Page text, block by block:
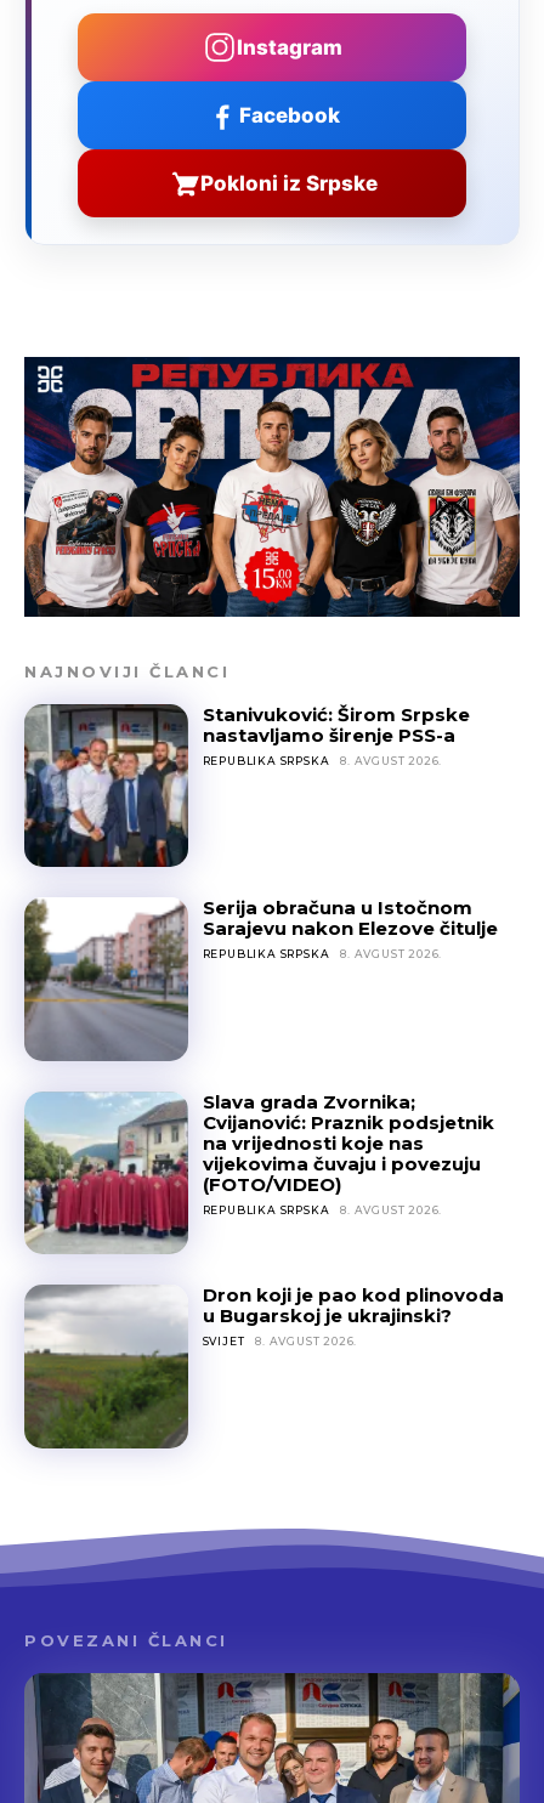
Instagram
Facebook
Pokloni iz Srpske
NAJNOVIJI ČLANCI
Stanivuković: Širom Srpske
nastavljamo širenje PSS-a
REPUBLIKA SRPSKA 8. AVGUST 2026.
Serija obračuna u Istočnom
Sarajevu nakon Elezove čitulje
REPUBLIKA SRPSKA 8. AVGUST 2026.
Slava grada Zvornika;
Cvijanović: Praznik podsjetnik
na vrijednosti koje nas
vijekovima čuvaju i povezuju
(FOTO/VIDEO)
REPUBLIKA SRPSKA 8. AVGUST 2026.
Dron koji je pao kod plinovoda
u Bugarskoj je ukrajinski?
SVIJET 8. AVGUST 2026.
POVEZANI ČLANCI